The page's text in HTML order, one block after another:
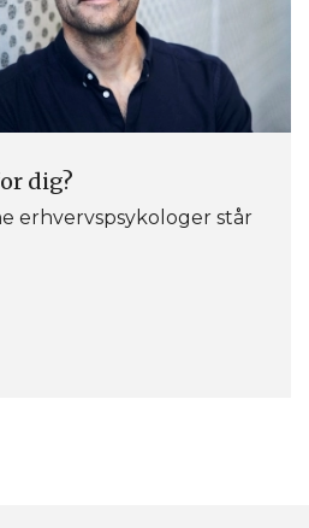
dig?
erhvervspsykologer står